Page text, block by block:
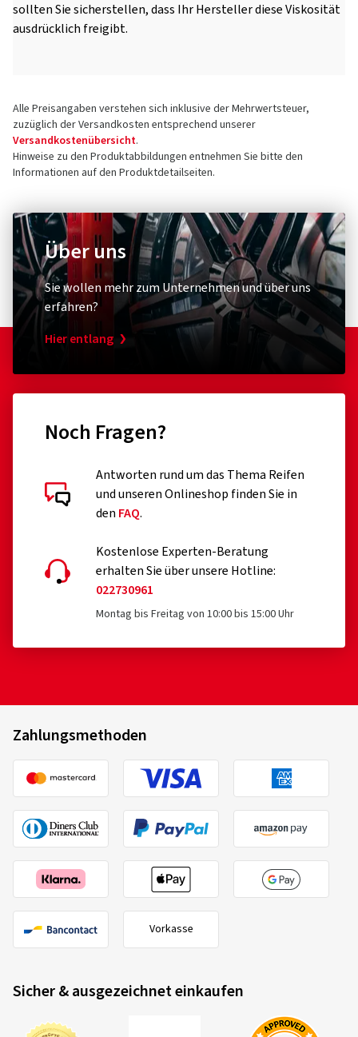
sollten Sie sicherstellen, dass Ihr Hersteller diese Viskosität
ausdrücklich freigibt.
Alle Preisangaben verstehen sich inklusive der Mehrwertsteuer,
zuzüglich der Versandkosten entsprechend unserer
Versandkostenübersicht.
Hinweise zu den Produktabbildungen entnehmen Sie bitte den
Informationen auf den Produktdetailseiten.
Über uns
Sie wollen mehr zum Unternehmen und über uns
erfahren?
Hier entlang
Noch Fragen?
Antworten rund um das Thema Reifen
und unseren Onlineshop finden Sie in
den FAQ.
Kostenlose Experten-Beratung
erhalten Sie über unsere Hotline:
022730961
Montag bis Freitag von 10:00 bis 15:00 Uhr
Zahlungsmethoden
Vorkasse
Sicher & ausgezeichnet einkaufen